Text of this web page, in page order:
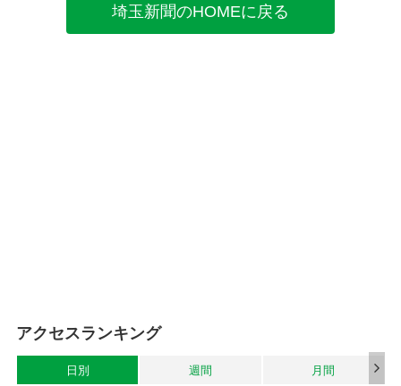
埼玉新聞のHOMEに戻る
アクセスランキング
日別 週間 月間